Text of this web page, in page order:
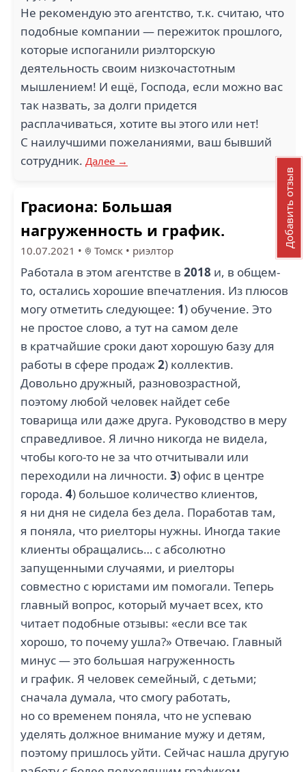
Не рекомендую это агентство, т.к. считаю, что
подобные компании — пережиток прошлого,
которые испоганили риэлторскую
деятельность своим низкочастотным
мышлением! И ещё, Господа, если можно вас
так назвать, за долги придется
расплачиваться, хотите вы этого или нет!
С наилучшими пожеланиями, ваш бывший
сотрудник. Далее →
Грасиона: Большая
нагруженность и график.
10.07.2021 • Томск • риэлтор
Работала в этом агентстве в 2018 и, в общем-
то, остались хорошие впечатления. Из плюсов
могу отметить следующее: 1) обучение. Это
не простое слово, а тут на самом деле
в кратчайшие сроки дают хорошую базу для
работы в сфере продаж 2) коллектив.
Довольно дружный, разновозрастной,
поэтому любой человек найдет себе
товарища или даже друга. Руководство в меру
справедливое. Я лично никогда не видела,
чтобы кого-то не за что отчитывали или
переходили на личности. 3) офис в центре
города. 4) большое количество клиентов,
я ни дня не сидела без дела. Поработав там,
я поняла, что риелторы нужны. Иногда такие
клиенты обращались… с абсолютно
запущенными случаями, и риелторы
совместно с юристами им помогали. Теперь
главный вопрос, который мучает всех, кто
читает подобные отзывы: «если все так
хорошо, то почему ушла?» Отвечаю. Главный
минус — это большая нагруженность
и график. Я человек семейный, с детьми;
сначала думала, что смогу работать,
но со временем поняла, что не успеваю
уделять должное внимание мужу и детям,
поэтому пришлось уйти. Сейчас нашла другую
Добавить отзыв